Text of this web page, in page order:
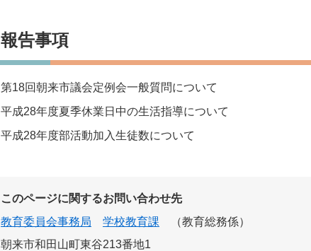
報告事項
第18回朝来市議会定例会一般質問について
平成28年度夏季休業日中の生活指導について
平成28年度部活動加入生徒数について
このページに関するお問い合わせ先
教育委員会事務局
学校教育課
教育総務係
朝来市和田山町東谷213番地1